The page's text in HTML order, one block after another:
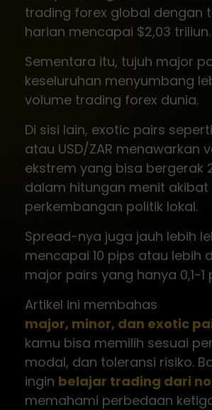
trading forex global dengan
harian mencapai $2,03 triliun.
Sementara itu, tujuh major
keseluruhan menyumbang
volume trading forex dunia.
Di sisi lain, exotic pairs seperti
atau USD/ZAR menawarkan
ekstrem yang bisa bergerak
dalam hitungan menit akibat
perkembangan politik lokal.
Spread-nya juga jauh lebih
mencapai 10 pips atau lebih
major pairs yang hanya 0,1-1
Artikel ini membahas
major, minor, dan exotic
kamu bisa memilih sesuai
modal, dan toleransi risiko.
ingin belajar trading dari
memahami perbedaan